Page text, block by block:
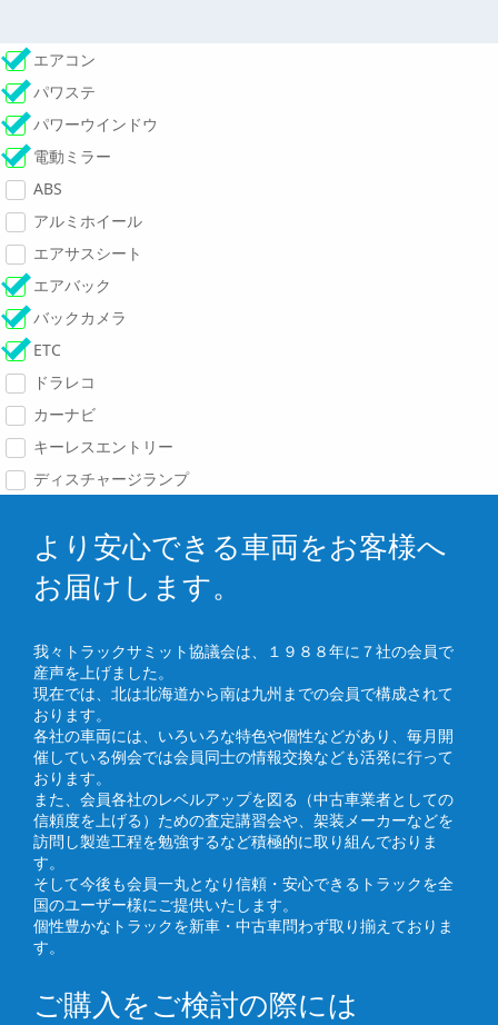
エアコン
パワステ
パワーウインドウ
電動ミラー
ABS
アルミホイール
エアサスシート
エアバック
バックカメラ
ETC
ドラレコ
カーナビ
キーレスエントリー
ディスチャージランプ
より安心できる車両をお客様へ
お届けします。
我々トラックサミット協議会は、１９８８年に７社の会員で
産声を上げました。
現在では、北は北海道から南は九州までの会員で構成されて
おります。
各社の車両には、いろいろな特色や個性などがあり、毎月開
催している例会では会員同士の情報交換なども活発に行って
おります。
また、会員各社のレベルアップを図る（中古車業者としての
信頼度を上げる）ための査定講習会や、架装メーカーなどを
訪問し製造工程を勉強するなど積極的に取り組んでおりま
す。
そして今後も会員一丸となり信頼・安心できるトラックを全
国のユーザー様にご提供いたします。
個性豊かなトラックを新車・中古車問わず取り揃えておりま
す。
ご購入をご検討の際には